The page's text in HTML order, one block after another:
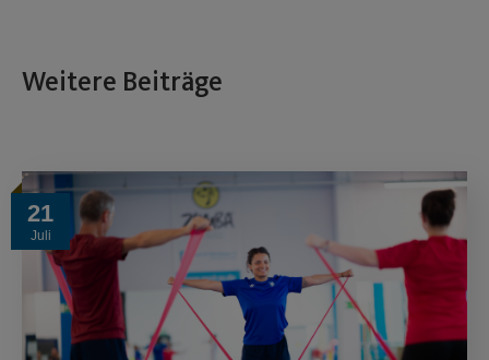
Weitere Beiträge
21
Juli